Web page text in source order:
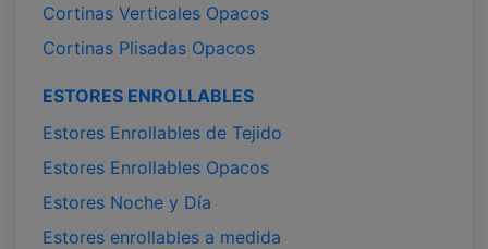
Cortinas Verticales Opacos
Cortinas Plisadas Opacos
ESTORES ENROLLABLES
Estores Enrollables de Tejido
Estores Enrollables Opacos
Estores Noche y Día
Estores enrollables a medida